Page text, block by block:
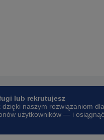
lub rekrutujesz
dzięki naszym rozwiązaniom dla
użytkowników — i osiągnąć